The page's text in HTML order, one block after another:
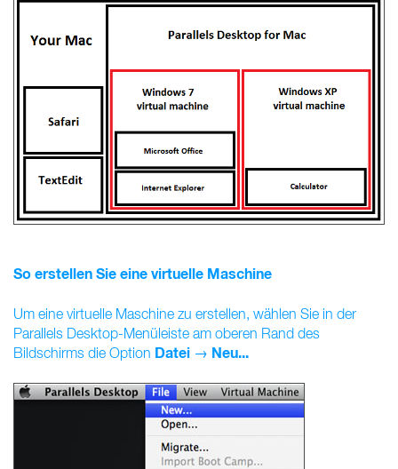
So erstellen Sie eine virtuelle Maschine
Um eine virtuelle Maschine zu erstellen, wählen Sie in der
Parallels Desktop-Menüleiste am oberen Rand des
Bildschirms die Option Datei → Neu...